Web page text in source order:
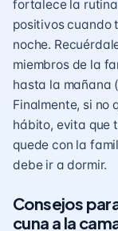
fortalece la
positivos cuando
noche.
miembros de la
hasta la mañana
Finalmente, si no
hábito, evita que
quede con la
debe ir a dormir.
Consejos
cuna a la